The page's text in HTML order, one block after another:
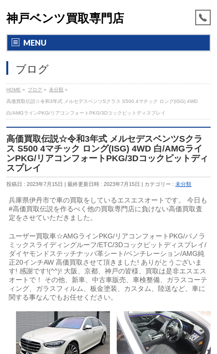
神戸ベンツ買取専門店
MENU
ブログ
HOME » ブログ » 未分類 »
高価買取伝説☆令和3年式 メルセデスベンツSクラス S500 4マチック ロング(ISG) 4WD
白/AMGラインPKG/リアコンフォートPKG/3Dコックピットディスプレイ
高価買取伝説☆令和3年式 メルセデスベンツSクラ
ス S500 4マチック ロング(ISG) 4WD 白/AMGライ
ンPKG/リアコンフォートPKG/3Dコックピットディ
スプレイ
投稿日 : 2023年7月15日 最終更新日時 : 2023年7月15日 カテゴリー :未分類
兵庫県伊丹市で車の買取をしているエスエスオートです。 今日も
#高価買取伝説を作るべく他の買取専門店に負けない高価買取査
定をさせていただきました。
ユーザー買取車☆AMGラインPKG/リアコンフォートPKG/パノラ
ミックスライディングルーフ/ETC/3Dコックピットディスプレイ/
ダイヤモンドステッチナッパ革シート/ベンチレーション/AMG純
正20インチAW 高価買取させて頂きました! ありがとうございま
す! 感謝です!(^^)! 大阪、京都、神戸の皆様、買取は是非エスエス
オートで！ その他、新車、中古車販売、車検整備、ガラスコーテ
ィング、ガラスフィルム、板金塗装、カスタム、陸送など、車に
関する事なんでもお任せください。